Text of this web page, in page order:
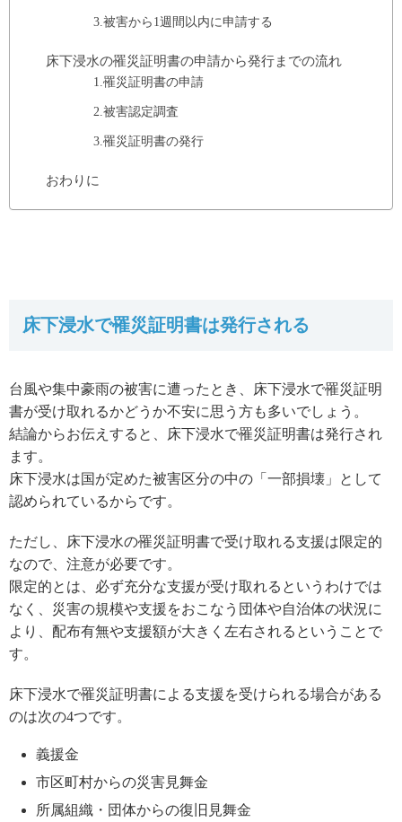
3.被害から1週間以内に申請する
床下浸水の罹災証明書の申請から発行までの流れ
1.罹災証明書の申請
2.被害認定調査
3.罹災証明書の発行
おわりに
床下浸水で罹災証明書は発行される
台風や集中豪雨の被害に遭ったとき、床下浸水で罹災証明
書が受け取れるかどうか不安に思う方も多いでしょう。
結論からお伝えすると、床下浸水で罹災証明書は発行され
ます。
床下浸水は国が定めた被害区分の中の「一部損壊」として
認められているからです。
ただし、床下浸水の罹災証明書で受け取れる支援は限定的
なので、注意が必要です。
限定的とは、必ず充分な支援が受け取れるというわけでは
なく、災害の規模や支援をおこなう団体や自治体の状況に
より、配布有無や支援額が大きく左右されるということで
す。
床下浸水で罹災証明書による支援を受けられる場合がある
のは次の4つです。
義援金
市区町村からの災害見舞金
所属組織・団体からの復旧見舞金